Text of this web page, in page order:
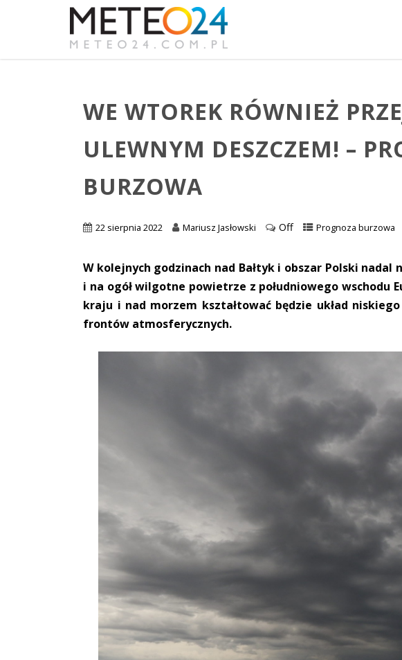
WE WTOREK RÓWNIEŻ
ULEWNYM DESZCZEM! –
BURZOWA
22 sierpnia 2022 Mariusz Jasłowski Off Prognoza burzowa
W kolejnych godzinach nad Bałtyk i obszar Polski nadal
i na ogół wilgotne powietrze z południowego wschodu
kraju i nad morzem kształtować będzie układ
frontów atmosferycznych.